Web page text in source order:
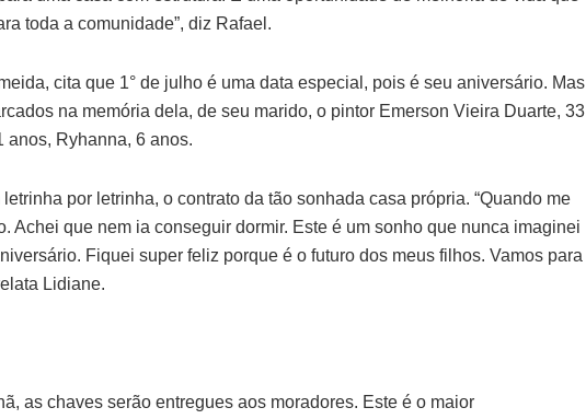
toda a comunidade”, diz Rafael.
cita que 1° de julho é uma data especial, pois é seu aniversário. Mas
na memória dela, de seu marido, o pintor Emerson Vieira Duarte, 33
anos, Ryhanna, 6 anos.
por letrinha, o contrato da tão sonhada casa própria. “Quando me
Achei que nem ia conseguir dormir. Este é um sonho que nunca imaginei
Fiquei super feliz porque é o futuro dos meus filhos. Vamos para
Lidiane.
as chaves serão entregues aos moradores. Este é o maior